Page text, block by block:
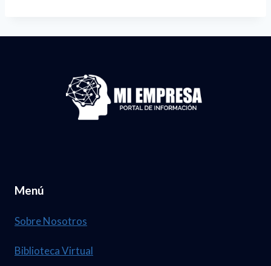
Menú
Sobre Nosotros
Biblioteca Virtual